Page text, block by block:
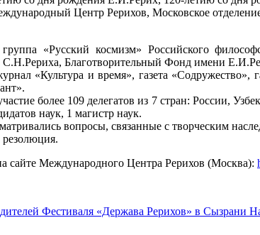
Центр Рерихов, Московское
«Русский космизм» Российского
С.Н.Рериха, Благотворительный Фонд имени
«Культура и время», газета
более 109 делегатов из 7 стран: России,
наук, 1 магистр наук.
вопросы, связанные с творческим
сайте Международного Центра Рерихов (Москва):
Фестиваля «Держава Рерихов» в Сызрани